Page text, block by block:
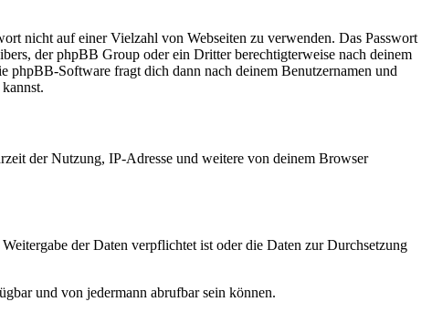
nicht auf einer Vielzahl von Webseiten zu verwenden. Das Passwort
der phpBB Group oder ein Dritter berechtigterweise nach deinem
phpBB-Software fragt dich dann nach deinem Benutzernamen und
der Nutzung, IP-Adresse und weitere von deinem Browser
der Daten verpflichtet ist oder die Daten zur Durchsetzung
und von jedermann abrufbar sein können.